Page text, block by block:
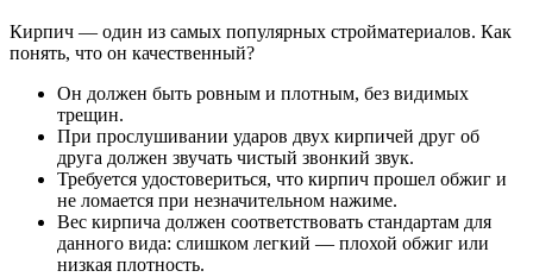
Кирпич — один из самых популярных стройматериалов. Как
понять, что он качественный?
Он должен быть ровным и плотным, без видимых
трещин.
При прослушивании ударов двух кирпичей друг об
друга должен звучать чистый звонкий звук.
Требуется удостовериться, что кирпич прошел обжиг и
не ломается при незначительном нажиме.
Вес кирпича должен соответствовать стандартам для
данного вида: слишком легкий — плохой обжиг или
низкая плотность.